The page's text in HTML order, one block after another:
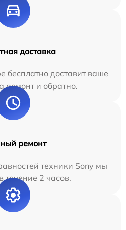
доставка
бесплатно доставит ваше
ремонт и обратно.
ремонт
техники Sony мы
течение 2 часов.